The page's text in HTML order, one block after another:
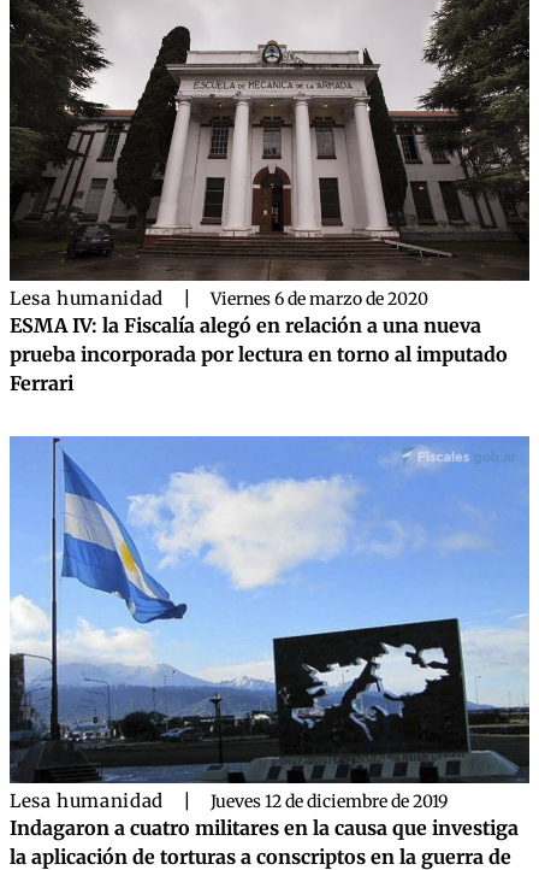
Lesa humanidad Viernes 6 de marzo de 2020
ESMA IV: la Fiscalía alegó en relación a una nueva
prueba incorporada por lectura en torno al imputado
Ferrari
Lesa humanidad Jueves 12 de diciembre de 2019
Indagaron a cuatro militares en la causa que investiga
la aplicación de torturas a conscriptos en la guerra de